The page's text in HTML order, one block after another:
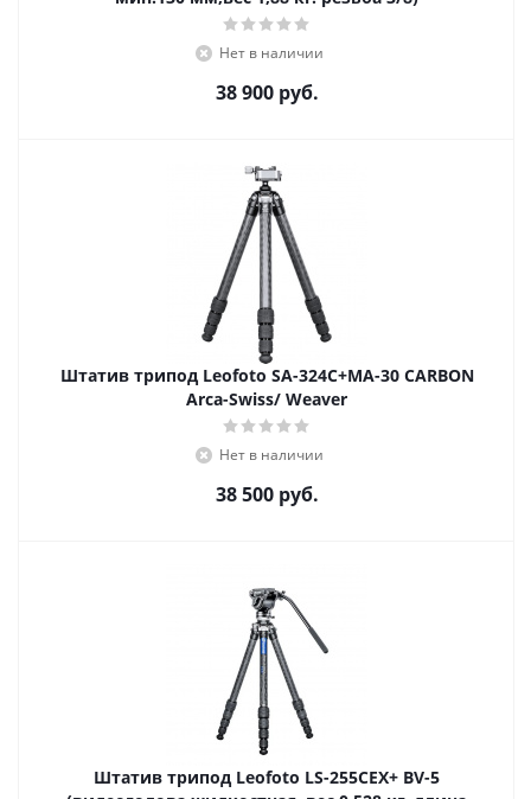
Нет в наличии
38 900руб.
Штатив трипод Leofoto SA-324C+MA-30 CARBON
Arca-Swiss/ Weaver
Нет в наличии
38 500руб.
Штатив трипод Leofoto LS-255CEX+ BV-5